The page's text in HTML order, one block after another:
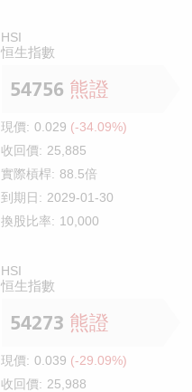
HSI
恒生指數
54756 熊證
現價: 0.029 (-34.09%)
收回價: 25,885
實際槓桿: 88.5倍
到期日: 2029-01-30
換股比率: 10,000
HSI
恒生指數
54273 熊證
現價: 0.039 (-29.09%)
收回價: 25,988